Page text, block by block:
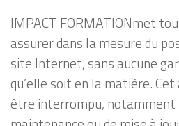
IMPACT FORMATIONmet
assurer dans la mesure du
site Internet, sans aucune
qu’elle soit en la matière.
être interrompu, notamment